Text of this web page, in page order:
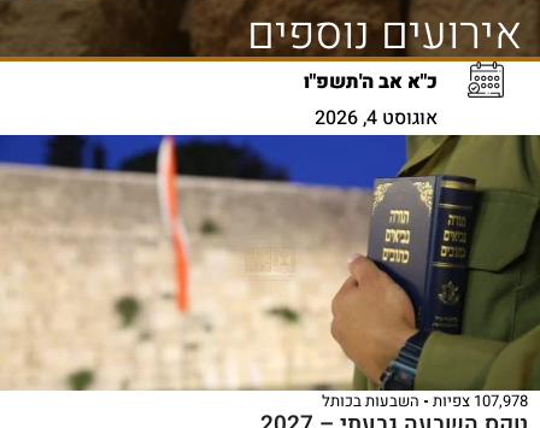
אירועים נוספים
כ"א אב ה'תשפ"ו
אוגוסט 4, 2026
107,978 צפיות השבעות בכותל